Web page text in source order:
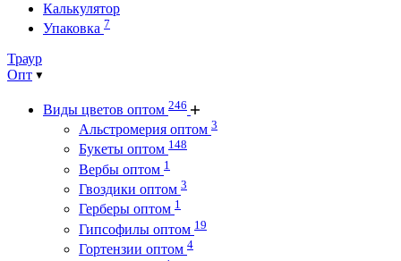
Калькулятор
Упаковка 7
Траур
Опт
Виды цветов оптом 246
Альстромерия оптом 3
Букеты оптом 148
Вербы оптом 1
Гвоздики оптом 3
Герберы оптом 1
Гипсофилы оптом 19
Гортензии оптом 4